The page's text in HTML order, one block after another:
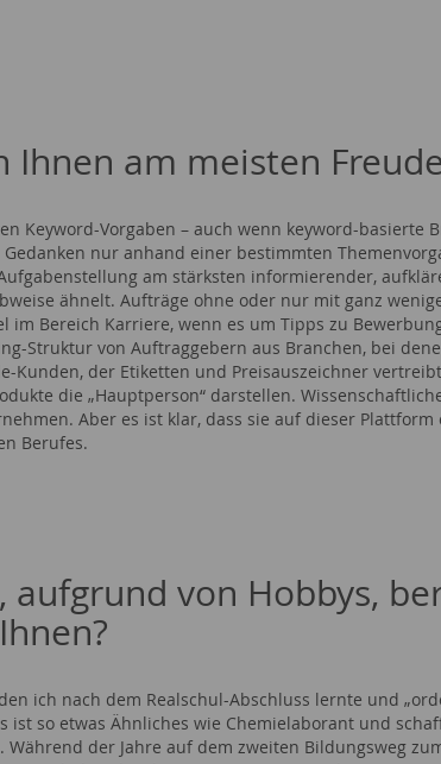
am meisten
Keyword-Vorgaben – auch wenn keyword-basierte
nur anhand einer bestimmten
am stärksten informierender,
ähnelt. Aufträge ohne oder nur mit ganz
Bereich Karriere, wenn es um Tipps zu
Struktur von Auftraggebern aus Branchen, bei
Kunden, der Etiketten und Preisauszeichner
die „Hauptperson“ darstellen.
Aber es ist klar, dass sie auf dieser Plattform
Berufes.
aufgrund von Hobbys,
ich nach dem Realschul-Abschluss lernte und
ist so etwas Ähnliches wie Chemielaborant und
der Jahre auf dem zweiten Bildungsweg